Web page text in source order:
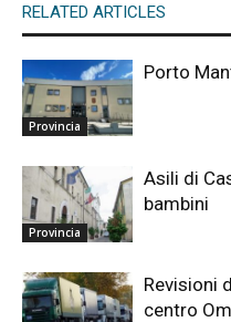
RELATED ARTICLES
Provincia
Porto
Provincia
Asili di
bambini
Revisioni
centro